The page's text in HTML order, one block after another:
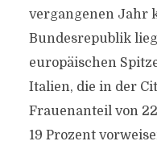
vergangenen Jahr
Bundesrepublik
europäischen
Italien, die in der
Frauenanteil von
19 Prozent